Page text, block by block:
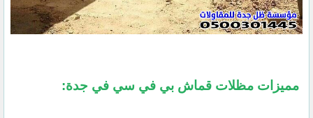
مميزات مظلات قماش بي في سي في جدة: